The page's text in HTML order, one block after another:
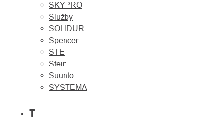
SKYPRO
Služby
SOLIDUR
Spencer
STE
Stein
Suunto
SYSTEMA
T